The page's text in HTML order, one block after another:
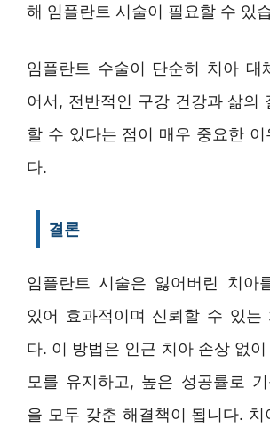
해 임플란트 시술이 필요할 수 있
임플란트 수술이 단순히 치아 대
어서, 전반적인 구강 건강과 삶의
할 수 있다는 점이 매우 중요한 이
다.
결론
임플란트 시술은 잃어버린 치아
있어 효과적이며 신뢰할 수 있는
다. 이 방법은 인근 치아 손상 없
모를 유지하고, 높은 성공률로
을 모두 갖춘 해결책이 됩니다.